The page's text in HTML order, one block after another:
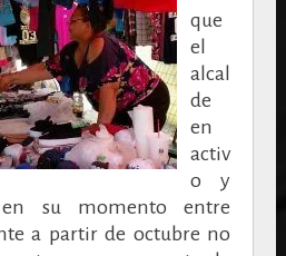
que
el
alcal
de
en
activ
o y
su momento entre
a partir de octubre no